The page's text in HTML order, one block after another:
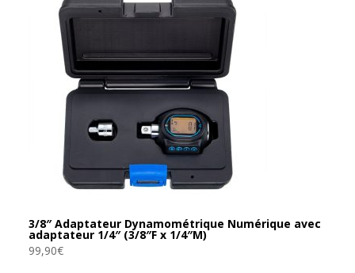
3/8″ Adaptateur Dynamométrique Numérique avec
adaptateur 1/4″ (3/8″F x 1/4″M)
99,90€